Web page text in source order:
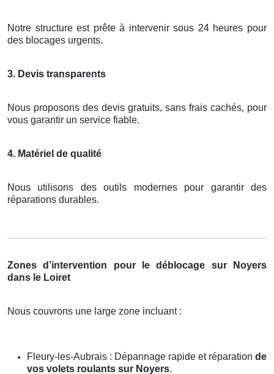
Notre structure est prête à intervenir sous 24 heures pour
des blocages urgents.
3. Devis transparents
Nous proposons des devis gratuits, sans frais cachés, pour
vous garantir un service fiable.
4. Matériel de qualité
Nous utilisons des outils modernes pour garantir des
réparations durables.
Zones d’intervention pour le déblocage sur Noyers
dans le Loiret
Nous couvrons une large zone incluant :
Fleury-les-Aubrais : Dépannage rapide et réparation de
vos volets roulants sur Noyers.